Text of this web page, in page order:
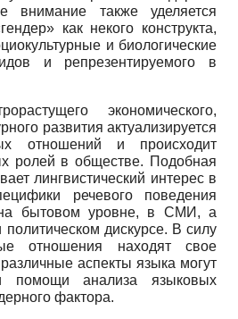
внимание также уделяется
как некого конструкта,
и биологические
и репрезентируемого в
экономического,
развития актуализируется
отношений и происходит
ролей в обществе. Подобная
лингвистический интерес в
речевого поведения
бытовом уровне, в СМИ, а
дискурсе. В силу
отношения находят свое
аспекты языка могут
помощи анализа языковых
фактора.